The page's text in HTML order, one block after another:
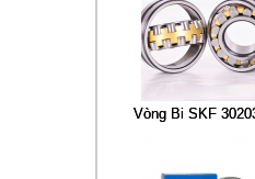
Vòng Bi SKF